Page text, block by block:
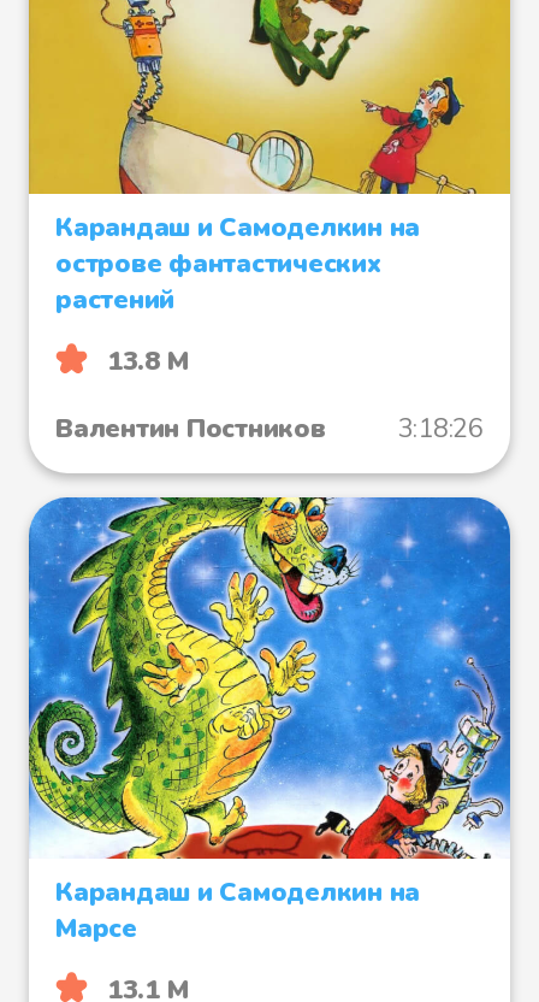
Карандаш и Самоделкин на
острове фантастических
растений
13.8 М
Валентин Постников
3:18:26
Карандаш и Самоделкин на
Марсе
13.1 М